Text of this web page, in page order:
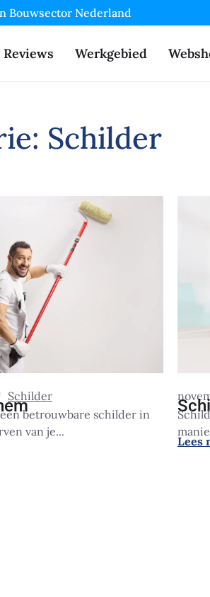
Bouwsector Nederland
Werkgebied
Schilder
Schilder
betrouwbare schilder in
van je...
Lees